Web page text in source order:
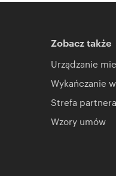
Zobacz także
Urządzanie
Wykańczanie
Strefa partnera
Wzory umów